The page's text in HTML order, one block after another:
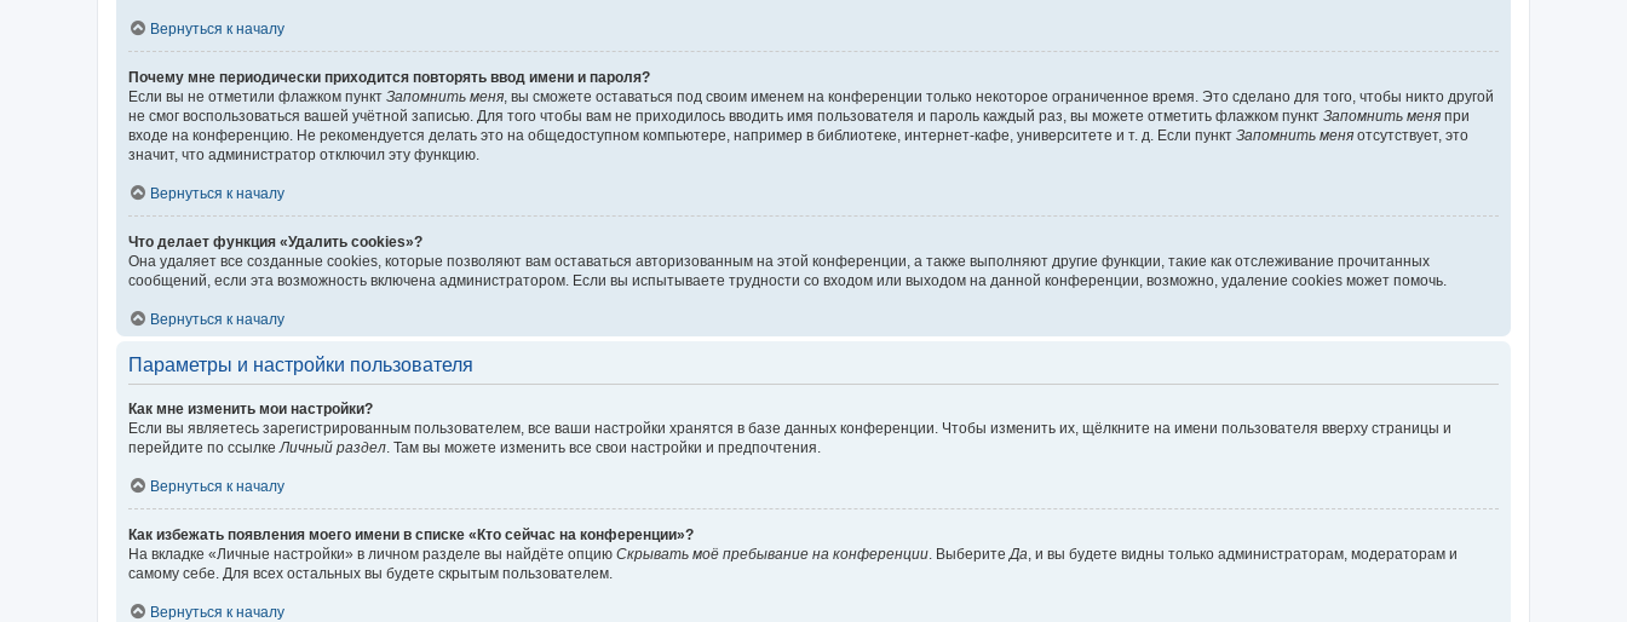
Вернуться к началу
Почему мне периодически приходится повторять ввод имени и пароля?
Если вы не отметили флажком пункт Запомнить меня , вы сможете оставаться под своим именем на конференции только некоторое ограниченное время. Это сделано для того, чтобы никто другой
не смог воспользоваться вашей учётной записью. Для того чтобы вам не приходилось вводить имя пользователя и пароль каждый раз, вы можете отметить флажком пункт Запомнить меня при
входе на конференцию. Не рекомендуется делать это на общедоступном компьютере, например в библиотеке, интернет-кафе, университете и т. д. Если пункт Запомнить меня отсутствует, это
значит, что администратор отключил эту функцию.
Вернуться к началу
Что делает функция «Удалить cookies»?
Она удаляет все созданные cookies, которые позволяют вам оставаться авторизованным на этой конференции, а также выполняют другие функции, такие как отслеживание прочитанных
сообщений, если эта возможность включена администратором. Если вы испытываете трудности со входом или выходом на данной конференции, возможно, удаление cookies может помочь.
Вернуться к началу
Параметры и настройки пользователя
Как мне изменить мои настройки?
Если вы являетесь зарегистрированным пользователем, все ваши настройки хранятся в базе данных конференции. Чтобы изменить их, щёлкните на имени пользователя вверху страницы и
перейдите по ссылке Личный раздел . Там вы можете изменить все свои настройки и предпочтения.
Вернуться к началу
Как избежать появления моего имени в списке «Кто сейчас на конференции»?
На вкладке «Личные настройки» в личном разделе вы найдёте опцию Скрывать моё пребывание на конференции . Выберите Да , и вы будете видны только администраторам, модераторам и
самому себе. Для всех остальных вы будете скрытым пользователем.
Вернуться к началу